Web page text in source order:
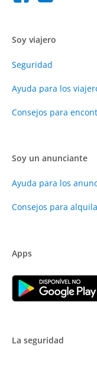
Soy viajero
Seguridad
Ayuda para los
Consejos para
Soy un anunciante
Ayuda para los
Consejos para
Apps
La seguridad